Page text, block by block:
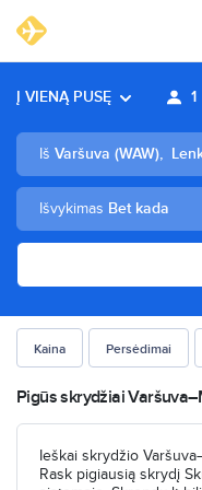
Į VIENĄ PUSĘ 1
Iš Varšuva (WAW),
Išvykimas Bet kada
Kaina Persėdimai
Pigūs skrydžiai
Ieškai skrydžio
Rask pigiausią skrydį